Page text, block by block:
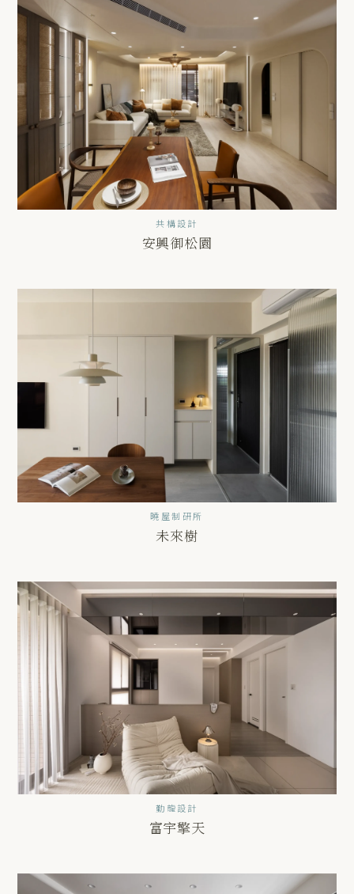
共構設計
安興御松園
曉屋制研所
未來樹
勤龍設計
富宇擎天